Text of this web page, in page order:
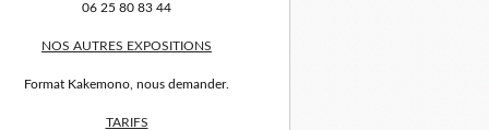
06 25 80 83 44
NOS AUTRES EXPOSITIONS
Format Kakemono, nous demander.
TARIFS